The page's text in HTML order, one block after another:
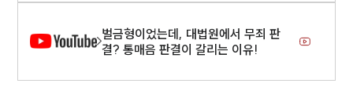
벌금형이었는데, 대법원에서 무죄 판
결? 통매음 판결이 갈리는 이유!